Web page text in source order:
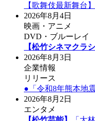
【歌舞伎最新舞台
2026年8月4日
映画・アニメ
DVD・ブルーレイ
【松竹シネマクラ
2026年8月3日
企業情報
リリース
●「令和8年熊本地
2026年8月2日
エンタメ